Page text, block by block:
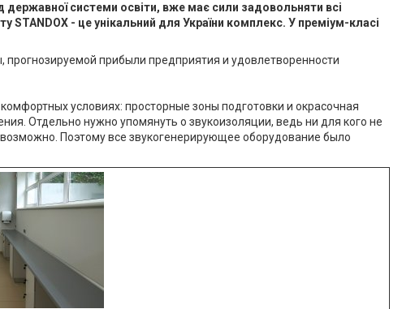
державної системи освіти, вже має сили задовольняти всі
STANDOX - це унікальний для України комплекс. У преміум-класі
прибыли предприятия и удовлетворенности
условиях: просторные зоны подготовки и окрасочная
Отдельно нужно упомянуть о звукоизоляции, ведь ни для кого не
Поэтому все звукогенерирующее оборудование было